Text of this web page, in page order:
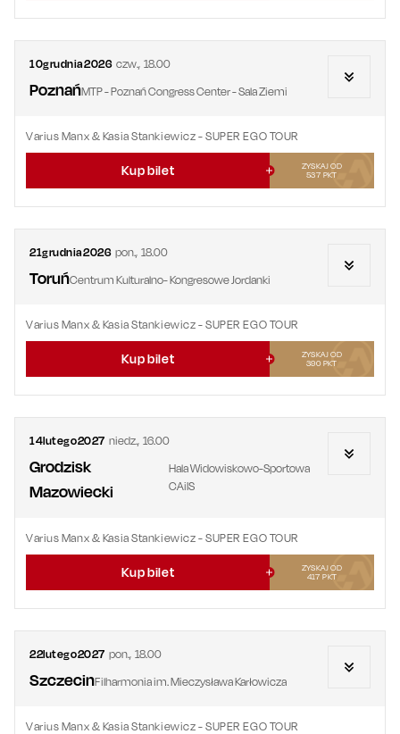
10grudnia2026 czw.,18.00
PoznańMTP - Poznań Congress Center - Sala Ziemi
Varius Manx & Kasia Stankiewicz - SUPER EGO TOUR
Kup bilet
ZYSKAJ OD
537 PKT
21grudnia2026 pon.,18.00
ToruńCentrum Kulturalno- Kongresowe Jordanki
Varius Manx & Kasia Stankiewicz - SUPER EGO TOUR
Kup bilet
ZYSKAJ OD
390 PKT
14lutego2027 niedz., 16.00
Grodzisk
Mazowiecki
Hala Widowiskowo-Sportowa
CAiIS
Varius Manx & Kasia Stankiewicz - SUPER EGO TOUR
Kup bilet
ZYSKAJ OD
417 PKT
22lutego2027 pon., 18.00
SzczecinFilharmonia im. Mieczysława Karłowicza
Varius Manx & Kasia Stankiewicz - SUPER EGO TOUR